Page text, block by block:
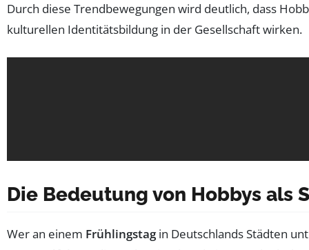
Durch diese Trendbewegungen wird deutlich, dass
kulturellen Identitätsbildung in der Gesellschaft wirken.
Die Bedeutung von Hobbys als
Wer an einem Frühlingstagin Deutschlands Städten